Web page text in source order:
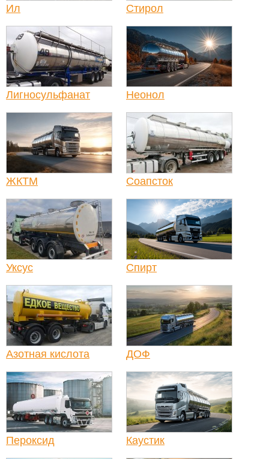
Ил Стирол
Лигносульфанат Неонол
ЖКТМ Соапсток
Уксус Спирт
Азотная кислота ДОФ
Пероксид Каустик